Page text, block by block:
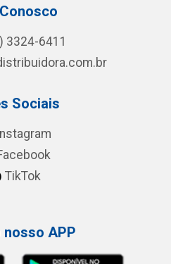
3324-6411
Sociais
TikTok
nosso APP